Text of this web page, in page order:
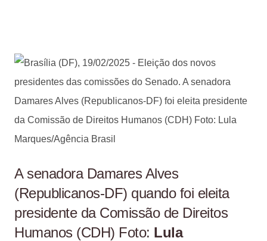
A senadora Damares Alves
(Republicanos-DF) quando foi eleita
presidente da Comissão de Direitos
Humanos (CDH) Foto: Lula